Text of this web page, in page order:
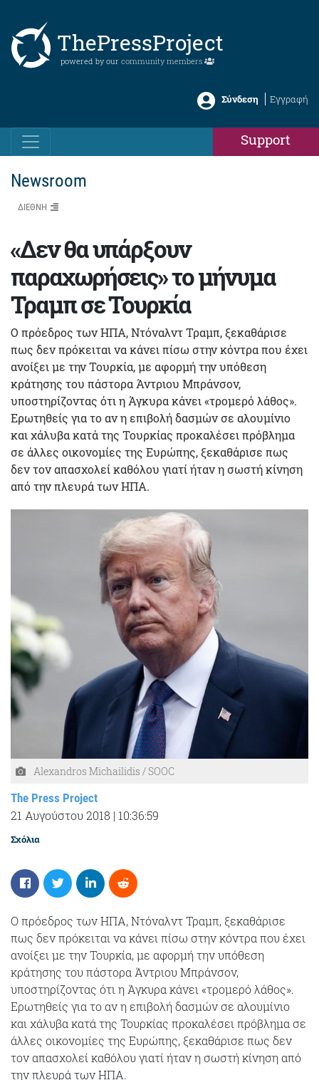
ThePressProject
powered by our community members
Σύνδεση Εγγραφή
Support
Newsroom
ΔΙΕΘΝΗ
«Δεν θα υπάρξουν
παραχωρήσεις» το μήνυμα
Τραμπ σε Τουρκία
Ο πρόεδρος των ΗΠΑ, Ντόναλντ Τραμπ, ξεκαθάρισε
πως δεν πρόκειται να κάνει πίσω στην κόντρα που έχει
ανοίξει με την Τουρκία, με αφορμή την υπόθεση
κράτησης του πάστορα Άντριου Μπράνσον,
υποστηρίζοντας ότι η Άγκυρα κάνει «τρομερό λάθος».
Ερωτηθείς για το αν η επιβολή δασμών σε αλουμίνιο
και χάλυβα κατά της Τουρκίας προκαλέσει πρόβλημα
σε άλλες οικονομίες της Ευρώπης, ξεκαθάρισε πως
δεν τον απασχολεί καθόλου γιατί ήταν η σωστή κίνηση
από την πλευρά των ΗΠΑ.
Alexandros Michailidis / SOOC
The Press Project
21 Αυγούστου 2018 | 10:36:59
Σχόλια
Ο πρόεδρος των ΗΠΑ, Ντόναλντ Τραμπ, ξεκαθάρισε
πως δεν πρόκειται να κάνει πίσω στην κόντρα που έχει
ανοίξει με την Τουρκία, με αφορμή την υπόθεση
κράτησης του πάστορα Άντριου Μπράνσον,
υποστηρίζοντας ότι η Άγκυρα κάνει «τρομερό λάθος».
Ερωτηθείς για το αν η επιβολή δασμών σε αλουμίνιο
και χάλυβα κατά της Τουρκίας προκαλέσει πρόβλημα σε
άλλες οικονομίες της Ευρώπης, ξεκαθάρισε πως δεν
τον απασχολεί καθόλου γιατί ήταν η σωστή κίνηση από
την πλευρά των ΗΠΑ.